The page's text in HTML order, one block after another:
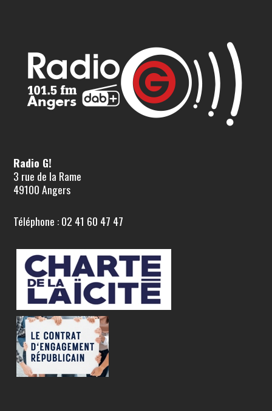
Radio G!
3 rue de la Rame
49100 Angers
Téléphone : 02 41 60 47 47